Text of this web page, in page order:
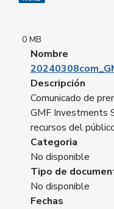
0 MB
Nombre
Descripción
Comunicado de
GMF Investments
recursos del
Categoria
No disponible
Tipo de
No disponible
Fechas